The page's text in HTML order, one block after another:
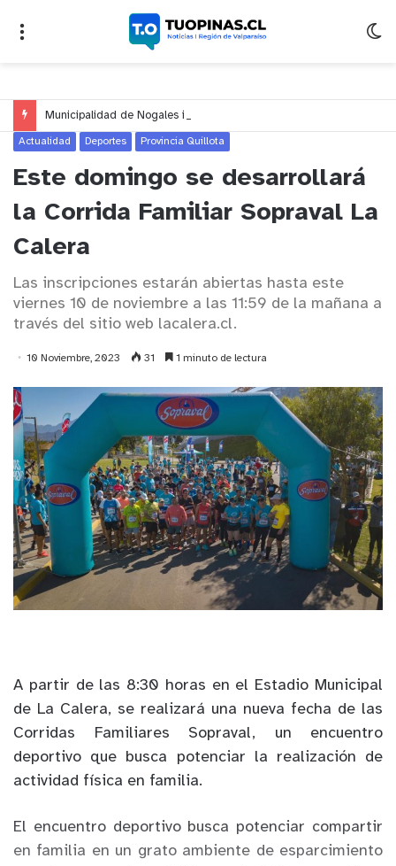
Actualidad Deportes Provincia Quillota
Este domingo se desarrollará
la Corrida Familiar Sopraval La
Calera
Las inscripciones estarán abiertas hasta este
viernes 10 de noviembre a las 11:59 de la mañana a
través del sitio web lacalera.cl.
10 Noviembre, 2023 31 1 minuto de lectura
A partir de las 8:30 horas en el Estadio Municipal
de La Calera, se realizará una nueva fecha de las
Corridas Familiares Sopraval, un encuentro
deportivo que busca potenciar la realización de
actividad física en familia.
El encuentro deportivo busca potenciar compartir
en familia en un grato ambiente de esparcimiento